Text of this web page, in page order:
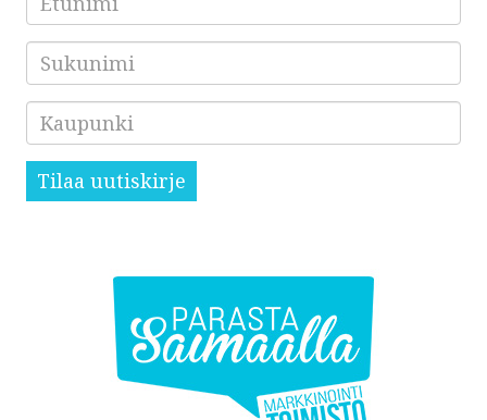
Sukunimi
Kaupunki
Tilaa uutiskirje